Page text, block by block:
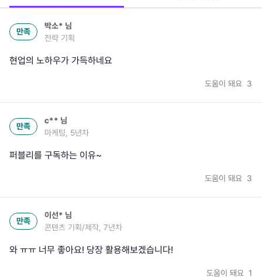
만족
박소* 님
전략 기획
현업의 노하우가 가득하네요
도움이 돼요 3
만족
c** 님
마케팅, 5년차
퍼블리를 구독하는 이유~
도움이 돼요 3
만족
이선* 님
콘텐츠 기획/제작, 7년차
와 ㅠㅠ 너무 좋아요! 당장 활용해보겠습니다!
도움이 돼요 1